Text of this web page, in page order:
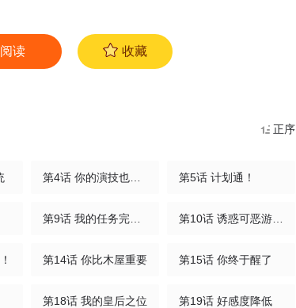
读 收藏
正序
第5话 计划通！
第14话 你比木屋重要 第15话 你终于醒了
第18话 我的皇后之位 第19话 好感度降低